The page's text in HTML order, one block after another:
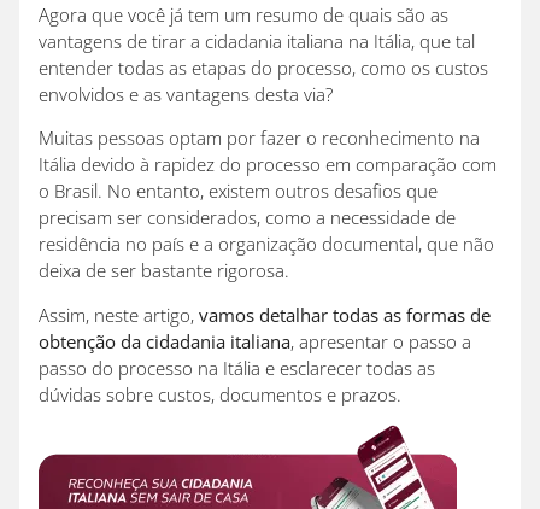
Agora que você já tem um resumo de quais são as
vantagens de tirar a cidadania italiana na Itália, que tal
entender todas as etapas do processo, como os custos
envolvidos e as vantagens desta via?
Muitas pessoas optam por fazer o reconhecimento na
Itália devido à rapidez do processo em comparação com
o Brasil. No entanto, existem outros desafios que
precisam ser considerados, como a necessidade de
residência no país e a organização documental, que não
deixa de ser bastante rigorosa.
Assim, neste artigo, vamos detalhar todas as formas de
obtenção da cidadania italiana, apresentar o passo a
passo do processo na Itália e esclarecer todas as
dúvidas sobre custos, documentos e prazos.